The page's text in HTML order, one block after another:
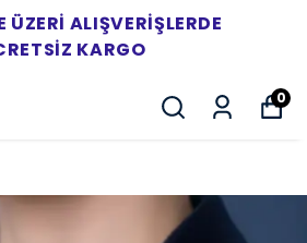
ÜZERI ALIŞVERIŞLERDE
KARGO
0